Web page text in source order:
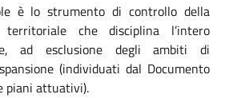
è lo strumento di controllo della
che disciplina l’intero
ad esclusione degli ambiti di
(individuati dal Documento
piani attuativi).